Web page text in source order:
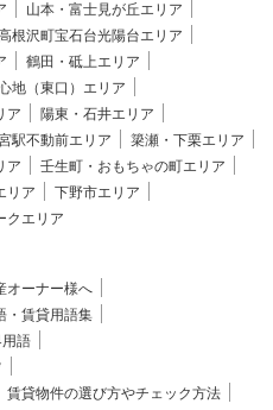
山本・富士見が丘エリア
根沢町宝石台光陽台エリア
鶴田・砥上エリア
地（東口）エリア
ア
陽東・石井エリア
駅不動前エリア
簗瀬・下栗エリア
ア
壬生町・おもちゃの町エリア
リア
下野市エリア
クエリア
オーナー様へ
・賃貸用語集
語
賃貸物件の選び方やチェック方法